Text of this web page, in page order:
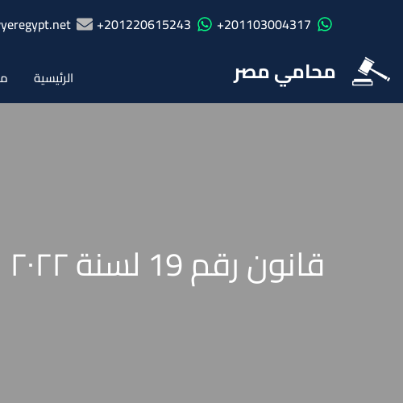
201103004317+
201220615243+
محامي مصر الرئيسية
قانون رقم 19 لسنة ٢٠٢٢ بإصدار قانون إنشاء صندوق دعم السياحة والأثار